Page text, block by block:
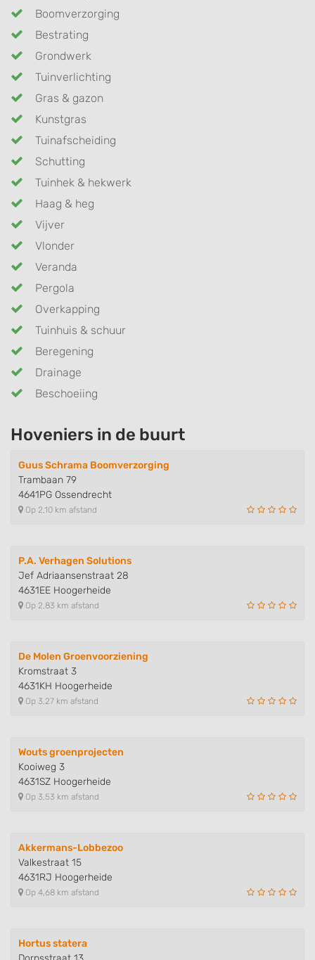
Boomverzorging
Bestrating
Grondwerk
Tuinverlichting
Gras & gazon
Kunstgras
Tuinafscheiding
Schutting
Tuinhek & hekwerk
Haag & heg
Vijver
Vlonder
Veranda
Pergola
Overkapping
Tuinhuis & schuur
Beregening
Drainage
Beschoeiing
Hoveniers in de buurt
Guus Schrama Boomverzorging
Trambaan 79
4641PG Ossendrecht
Op 2,10 km afstand
P.A. Verhagen Solutions
Jef Adriaansenstraat 28
4631EE Hoogerheide
Op 2,83 km afstand
De Molen Groenvoorziening
Kromstraat 3
4631KH Hoogerheide
Op 3,27 km afstand
Wouts groenprojecten
Kooiweg 3
4631SZ Hoogerheide
Op 3,53 km afstand
Akkermans-Lobbezoo
Valkestraat 15
4631RJ Hoogerheide
Op 4,68 km afstand
Hortus statera